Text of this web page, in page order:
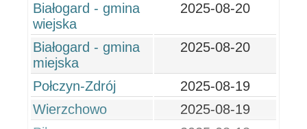
Białogard - gmina
wiejska
2025-08-20
Białogard - gmina
miejska
2025-08-20
Połczyn-Zdrój
2025-08-19
Wierzchowo
2025-08-19